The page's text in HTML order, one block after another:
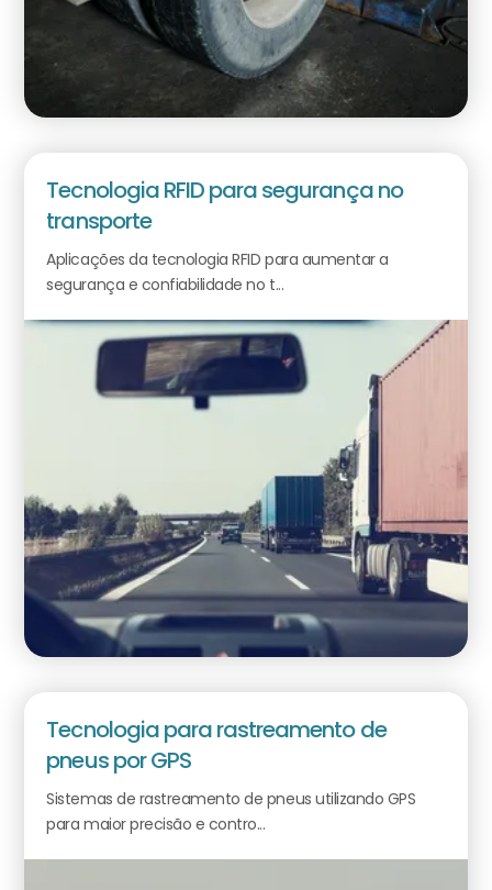
Tecnologia RFID para segurança no
transporte
Aplicações da tecnologia RFID para aumentar a
segurança e confiabilidade no t...
Tecnologia para rastreamento de
pneus por GPS
Sistemas de rastreamento de pneus utilizando GPS
para maior precisão e contro...